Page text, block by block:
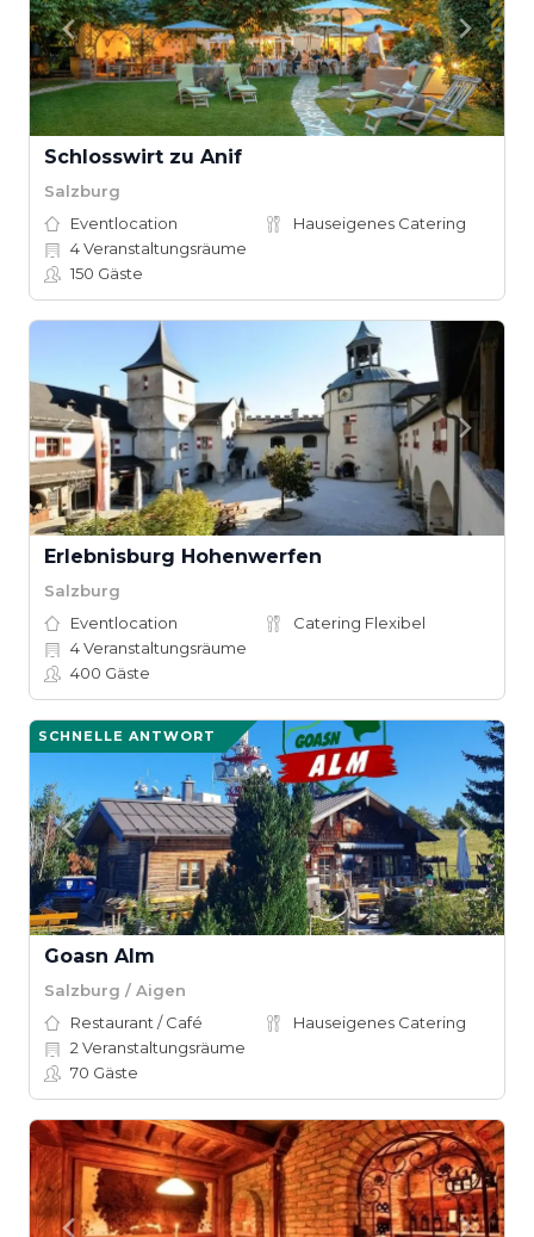
Schlosswirt zu Anif
Salzburg
Eventlocation
Hauseigenes Catering
4Veranstaltungsräume
150 Gäste
Erlebnisburg Hohenwerfen
Salzburg
Eventlocation
Catering Flexibel
4Veranstaltungsräume
400 Gäste
SCHNELLE ANTWORT
Goasn Alm
Salzburg / Aigen
Restaurant / Café
Hauseigenes Catering
2 Veranstaltungsräume
70 Gäste